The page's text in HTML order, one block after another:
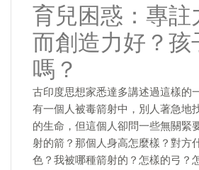
育兒困惑：專註
而創造力好？孩
嗎？
古印度思想家悉達多講述過這樣的
有一個人被毒箭射中，別人著急地
的生命，但這個人卻問一些無關緊
射的箭？那個人身高怎麼樣？對方
色？我被哪種箭射的？怎樣的弓？